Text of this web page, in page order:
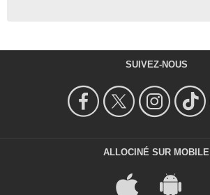
SUIVEZ-NOUS
ALLOCINÉ SUR MOBILE